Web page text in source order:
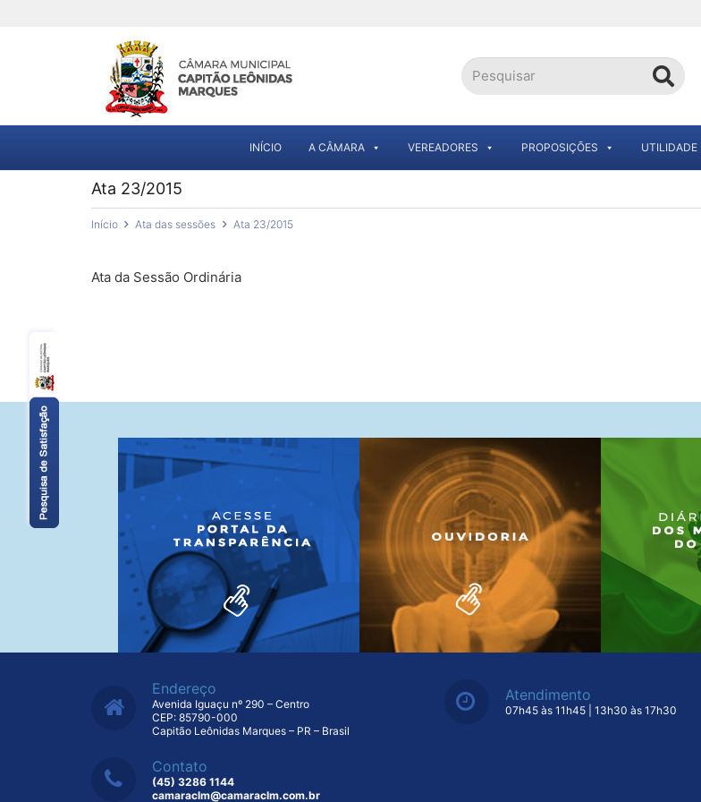
INÍCIO A CÂMARA VEREADORES PROPOSIÇÕES UTILIDADE
Ata 23/2015
Início Ata das sessões Ata 23/2015
Ata da Sessão Ordinária
Endereço
Avenida Iguaçu nº 290 – Centro
CEP: 85790-000
Capitão Leônidas Marques – PR – Brasil
Contato
(45) 3286 1144
camaraclm@camaraclm.com.br
Atendimento
07h45 às 11h45 | 13h30 às 17h30